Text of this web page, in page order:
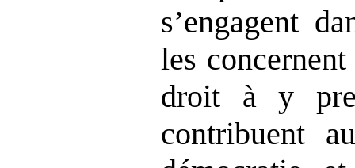
s’engagent
les
droit à y
contribuent